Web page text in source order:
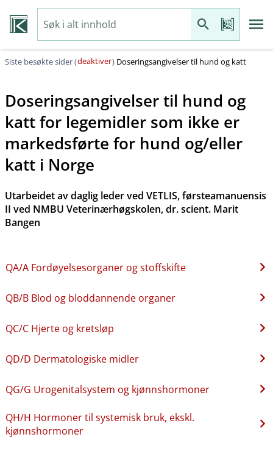
Siste besøkte sider (deaktiver) Doseringsangivelser til hund og katt
Doseringsangivelser til hund og
katt for legemidler som ikke er
markedsførte for hund og​/​eller
katt i Norge
Utarbeidet av daglig leder ved VETLIS, førsteamanuensis
II ved NMBU Veterinærhøgskolen, dr. scient. Marit
Bangen
QA​/​A Fordøyelsesorganer og stoffskifte
QB​/​B Blod og bloddannende organer
QC​/​C Hjerte og kretsløp
QD​/​D Dermatologiske midler
QG​/​G Urogenitalsystem og kjønnshormoner
QH​/​H Hormoner til systemisk bruk, ekskl.
kjønnshormoner